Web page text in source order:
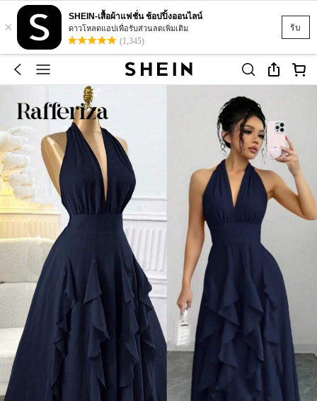
รับ
×
SHEIN-เสื้อผ้าแฟชั่น ช้อปปิ้งออนไลน์
ดาวโหลดแอปเพื่อรับส่วนลดเพิ่มเติม
(1,345)